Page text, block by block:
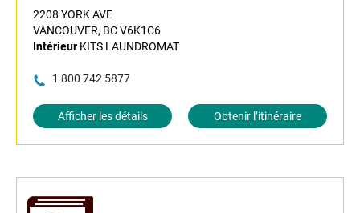
2208 YORK AVE
VANCOUVER, BC V6K1C6
Intérieur KITS LAUNDROMAT
1 800 742 5877
Afficher les détails Obtenir l’itinéraire